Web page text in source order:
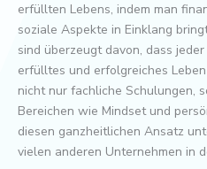
erfüllten Lebens, indem man
soziale Aspekte in Einklang
sind überzeugt davon, dass
erfülltes und erfolgreiches
nicht nur fachliche Schulungen,
Bereichen wie Mindset und
diesen ganzheitlichen Ansatz
vielen anderen Unternehmen in